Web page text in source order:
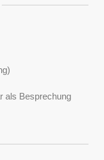
als Besprechung